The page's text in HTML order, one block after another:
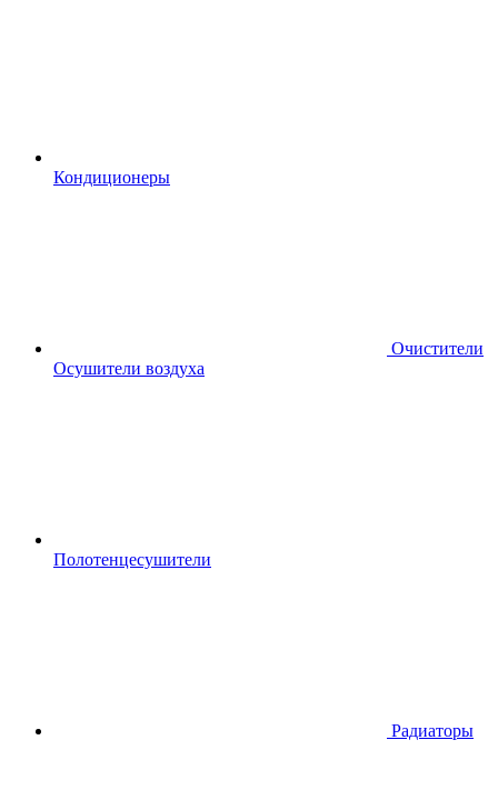
Кондиционеры
Очистители
Осушители воздуха
Полотенцесушители
Радиаторы